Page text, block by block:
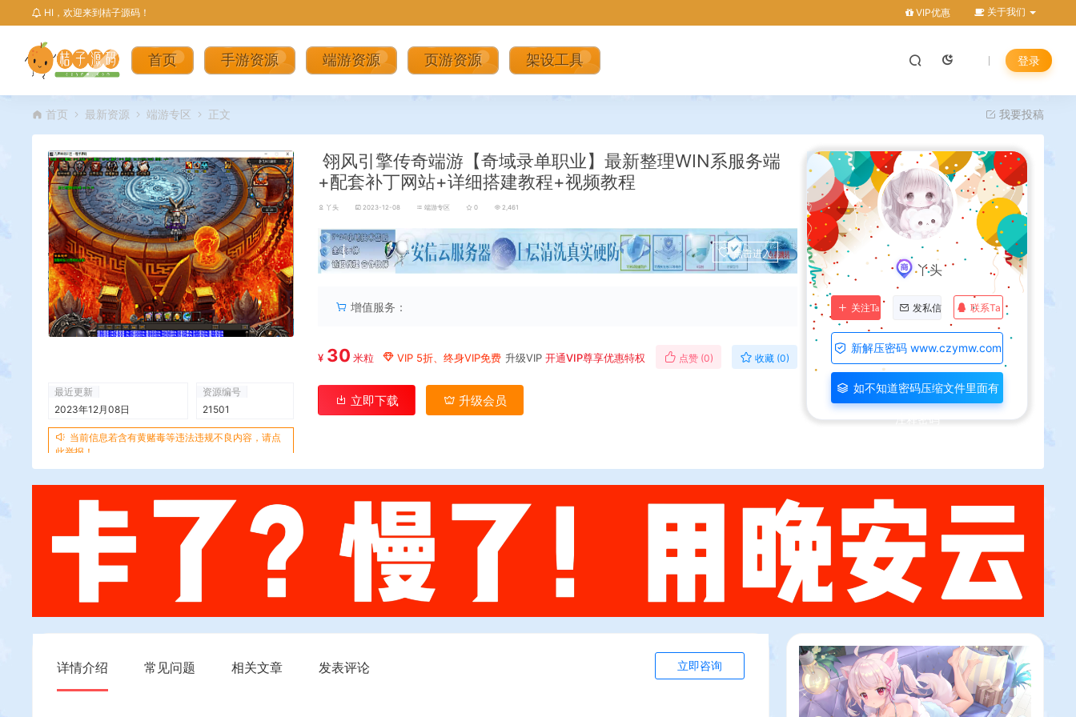
HI，欢迎来到桔子源码！ VIP优惠 关于我们
首页 手游资源 端游资源 页游资源 架设工具 登录
首页 最新资源 端游专区 正文 我要投稿
最近更新
2023年12月08日
资源编号
21501
当前信息若含有黄赌毒等违法违规不良内容，请点
此举报！
翎风引擎传奇端游【奇域录单职业】最新整理WIN系服务端
+配套补丁网站+详细搭建教程+视频教程
丫头 2023-12-08 端游专区 0 2,461
丨 点击进入
增值服务：
¥ 30 米粒 VIP 5折、终身VIP免费 升级VIP 开通VIP尊享优惠特权 点赞 (0) 收藏 (0)
立即下载 升级会员
丫头
关注Ta 发私信 联系Ta
新解压密码 www.czymw.com
如不知道密码压缩文件里面有
详情介绍 常见问题 相关文章 发表评论 立即咨询